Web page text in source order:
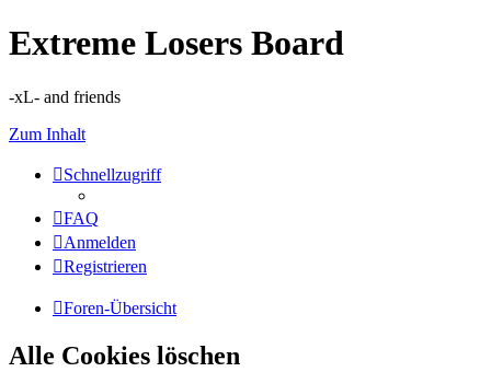
Extreme Losers Board
-xL- and friends
Zum Inhalt
Schnellzugriff
FAQ
Anmelden
Registrieren
Foren-Übersicht
Alle Cookies löschen